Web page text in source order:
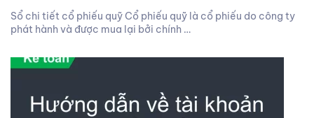
Sổ chi tiết cổ phiếu quỹ Cổ phiếu quỹ là cổ phiếu do công ty
phát hành và được mua lại bởi chính …